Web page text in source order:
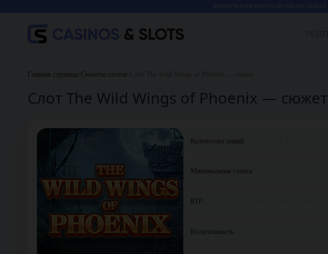
Главная страница Сюжеты слотов
Слот The Wild Wings of Phoenix — сюжет
Количество линий:
Минимальная ставка:
RTP:
Волатильность: